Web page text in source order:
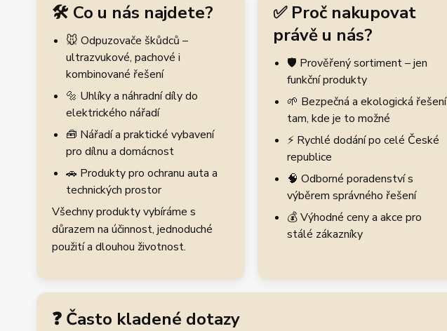
🛠️ Co u nás najdete?
🐭 Odpuzovače škůdců –
ultrazvukové, pachové i
kombinované řešení
🔩 Uhlíky a náhradní díly do
elektrického nářadí
🧰 Nářadí a praktické vybavení
pro dílnu a domácnost
🚗 Produkty pro ochranu auta a
technických prostor
Všechny produkty vybíráme s
důrazem na účinnost, jednoduché
použití a dlouhou životnost.
✅ Proč nakupovat
právě u nás?
🛡️ Prověřený sortiment – jen
funkční produkty
🌱 Bezpečná a ekologická řešení
tam, kde je to možné
⚡ Rychlé dodání po celé České
republice
🧠 Odborné poradenství s
výběrem správného řešení
💰 Výhodné ceny a akce pro
stálé zákazníky
❓ Často kladené dotazy